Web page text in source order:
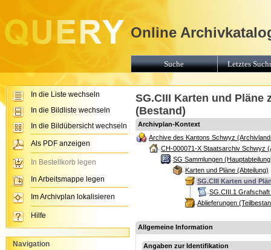
SG.CIII Karten und Pläne
(Bestand)
Archivplan-Kontext
Archive des Kantons Schwyz
CH-000071-X Staatsarchiv Schwyz
SG Sammlungen
Karten und Pläne (Abteilung)
SG.CIII Karten und
SG.CIII.1
Ablieferungen
Allgemeine Information
Angaben zur Identifikation
Online
Suche Letztes
In die Liste wechseln
In die Bildliste wechseln
In die Bildübersicht wechseln
Als PDF anzeigen
In Bestellkorb legen
In Arbeitsmappe legen
Im Archivplan lokalisieren
Hilfe
Navigation